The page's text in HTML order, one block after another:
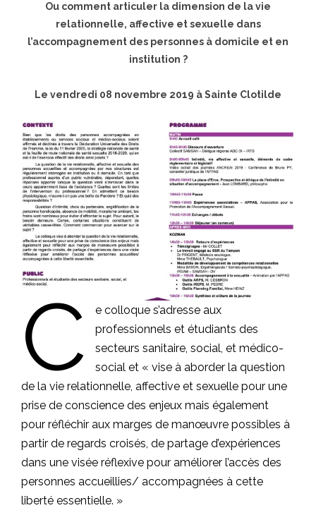
Ou comment articuler la dimension de la vie
relationnelle, affective et sexuelle dans
l’accompagnement des personnes à domicile et en
institution ?
Le vendredi 08 novembre 2019 à Sainte Clotilde
C
e colloque s’adresse aux
professionnels et étudiants des
secteurs sanitaire, social, et médico-
social et « vise à aborder la question
de la vie relationnelle, affective et sexuelle pour une
prise de conscience des enjeux mais également
pour réfléchir aux marges de manœuvre possibles à
partir de regards croisés, de partage d’expériences
dans une visée réflexive pour améliorer l’accès des
personnes accueillies/ accompagnées à cette
liberté essentielle. »